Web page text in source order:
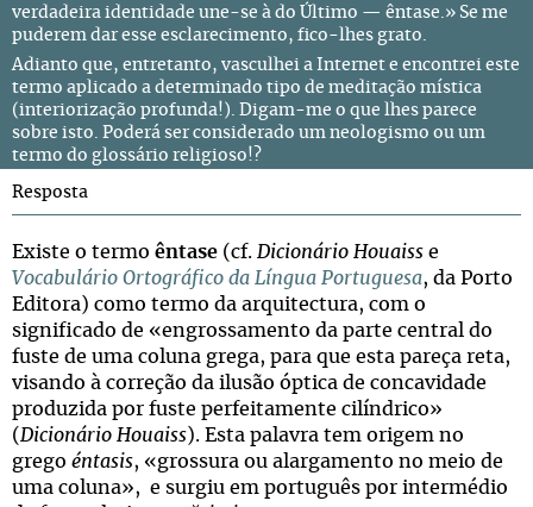
verdadeira identidade une-se à do Último — êntase.» Se me
puderem dar esse esclarecimento, fico-lhes grato.
Adianto que, entretanto, vasculhei a Internet e encontrei este
termo aplicado a determinado tipo de meditação mística
(interiorização profunda!). Digam-me o que lhes parece
sobre isto. Poderá ser considerado um neologismo ou um
termo do glossário religioso!?
Resposta
Existe o termo êntase (cf. Dicionário Houaiss e
Vocabulário Ortográfico da Língua Portuguesa, da Porto
Editora) como termo da arquitectura, com o
significado de «engrossamento da parte central do
fuste de uma coluna grega, para que esta pareça reta,
visando à correção da ilusão óptica de concavidade
produzida por fuste perfeitamente cilíndrico»
( Dicionário Houaiss). Esta palavra tem origem no
grego éntasis, «grossura ou alargamento no meio de
uma coluna», e surgiu em português por intermédio